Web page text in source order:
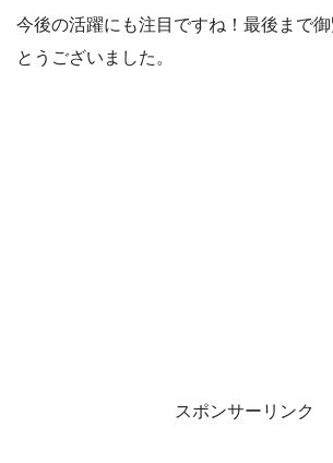
今後の活躍にも注目ですね！最後まで
とうございました。
スポンサーリンク